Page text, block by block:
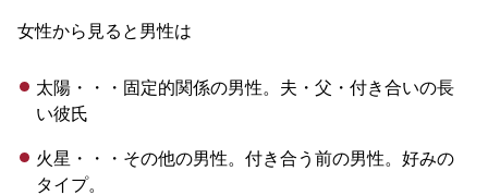
女性から見ると男性は
太陽・・・固定的関係の男性。夫・父・付き合いの長
い彼氏
火星・・・その他の男性。付き合う前の男性。好みの
タイプ。